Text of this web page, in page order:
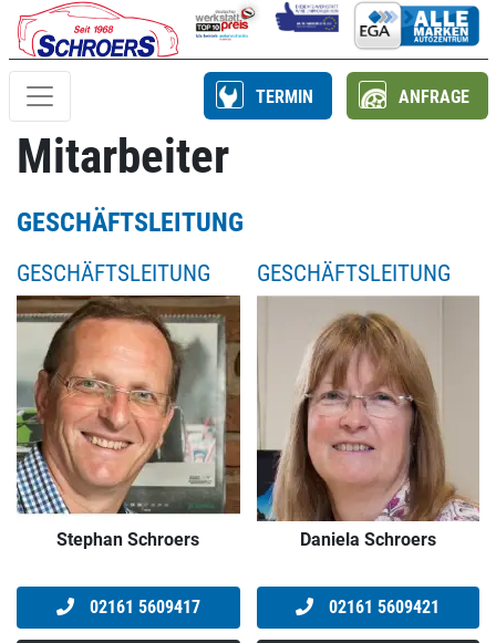
TERMIN ANFRAGE
Mitarbeiter
GESCHÄFTSLEITUNG
GESCHÄFTSLEITUNG
Stephan Schroers
02161 5609417
GESCHÄFTSLEITUNG
Daniela Schroers
02161 5609421